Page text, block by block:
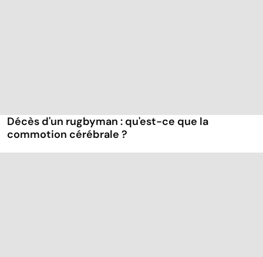
Décès d'un rugbyman : qu'est-ce que la
commotion cérébrale ?